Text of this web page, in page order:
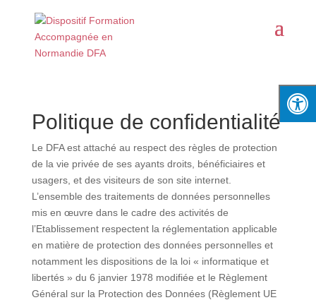
Politique de confidentialité
Le DFA est attaché au respect des règles de protection
de la vie privée de ses ayants droits, bénéficiaires et
usagers, et des visiteurs de son site internet.
L’ensemble des traitements de données personnelles
mis en œuvre dans le cadre des activités de
l’Etablissement respectent la réglementation applicable
en matière de protection des données personnelles et
notamment les dispositions de la loi « informatique et
libertés » du 6 janvier 1978 modifiée et le Règlement
Général sur la Protection des Données (Règlement UE